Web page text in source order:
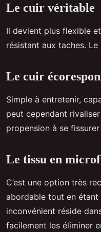
Le cuir véritable
Il devient plus flexible
résistant aux taches.
Le cuir
Simple à entretenir,
peut cependant
propension à se
Le tissu en
C’est une option très
abordable tout en étant
inconvénient réside
facilement les éliminer